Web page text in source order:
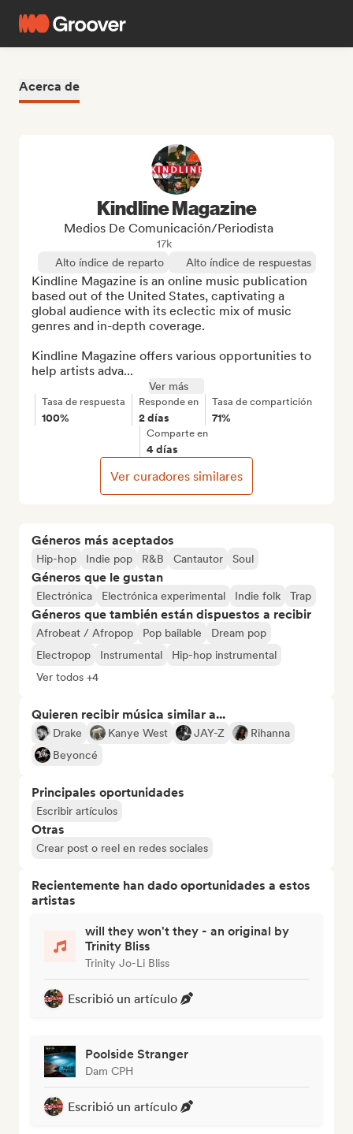
Acerca de
Géneros más aceptados
Hip-hop Indie pop R&B Cantautor Soul
Géneros que le gustan
Electrónica Electrónica experimental Indie folk Trap
Géneros que también están dispuestos a recibir
Afrobeat / Afropop Pop bailable
Dream pop
Electropop
Instrumental
Hip-hop instrumental
Ver todos +4
Quieren recibir música similar a...
Drake Kanye West JAY-Z
Rihanna
Beyoncé
Principales oportunidades
Escribir artículos
Otras
Crear post o reel en redes sociales
Recientemente han dado oportunidades a estos
artistas
will they won't they - an original by
Trinity Bliss
Trinity Jo-Li Bliss
Escribió un artículo
Poolside Stranger
Dam CPH
Escribió un artículo
Kindline Magazine
Medios De Comunicación/Periodista
17k
Alto índice de reparto
Alto índice de respuestas
Kindline Magazine is an online music publication
based out of the United States, captivating a
global audience with its eclectic mix of music
genres and in-depth coverage.
Kindline Magazine offers various opportunities to
help artists adva...
Ver más
Tasa de respuesta
100%
Responde en
2 días
Tasa de compartición
71%
Comparte en
4 días
Ver curadores similares